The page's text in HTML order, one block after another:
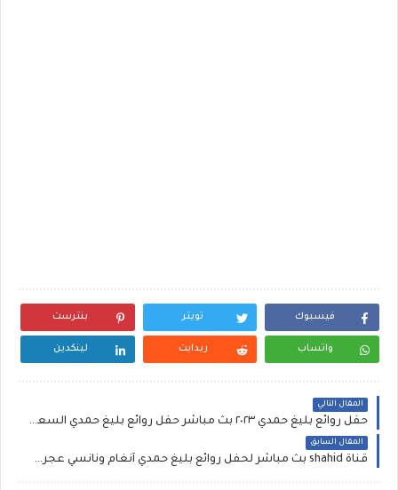
فيسبوك تويتر بنترست
واتساب ريدايت لينكدين
المقال التالي
حفل روائع بليغ حمدي ٢٠٢٣ بث مباشر حفل روائع بليغ حمدي السعودية 2023 حفل أصالة , نانسي عجرم , أنغام موسم الرياض Shahid HD ONE TV Masterpieces of Baligh Hamdi بتعليق عربي حماسي
المقال السابق
قناة shahid بث مباشر لحفل روائع بليغ حمدي أنغام ونانسي عجرم وأصالة وصابر الرباعي في موسم الرياض الليلة